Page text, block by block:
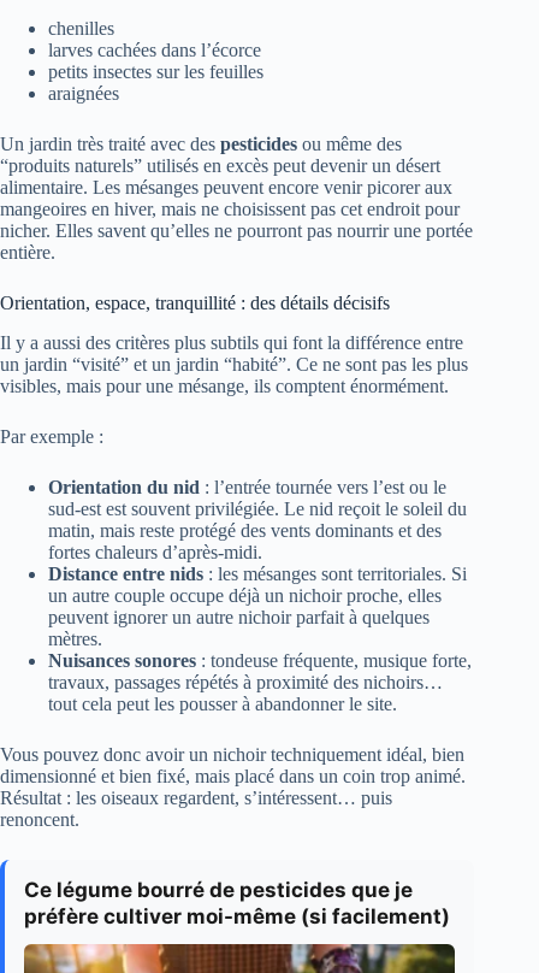
chenilles
larves cachées dans l’écorce
petits insectes sur les feuilles
araignées
Un jardin très traité avec des pesticides ou même des
“produits naturels” utilisés en excès peut devenir un désert
alimentaire. Les mésanges peuvent encore venir picorer aux
mangeoires en hiver, mais ne choisissent pas cet endroit pour
nicher. Elles savent qu’elles ne pourront pas nourrir une portée
entière.
Orientation, espace, tranquillité : des détails décisifs
Il y a aussi des critères plus subtils qui font la différence entre
un jardin “visité” et un jardin “habité”. Ce ne sont pas les plus
visibles, mais pour une mésange, ils comptent énormément.
Par exemple :
Orientation du nid : l’entrée tournée vers l’est ou le
sud-est est souvent privilégiée. Le nid reçoit le soleil du
matin, mais reste protégé des vents dominants et des
fortes chaleurs d’après-midi.
Distance entre nids : les mésanges sont territoriales. Si
un autre couple occupe déjà un nichoir proche, elles
peuvent ignorer un autre nichoir parfait à quelques
mètres.
Nuisances sonores : tondeuse fréquente, musique forte,
travaux, passages répétés à proximité des nichoirs…
tout cela peut les pousser à abandonner le site.
Vous pouvez donc avoir un nichoir techniquement idéal, bien
dimensionné et bien fixé, mais placé dans un coin trop animé.
Résultat : les oiseaux regardent, s’intéressent… puis
renoncent.
Ce légume bourré de pesticides que je
préfère cultiver moi-même (si facilement)